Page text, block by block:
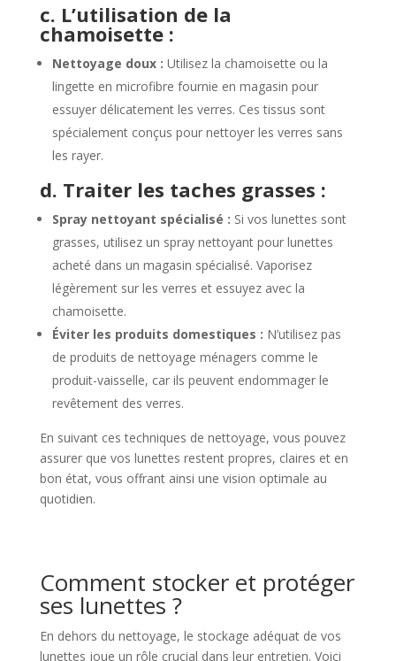
c. L’utilisation de la
chamoisette :
Nettoyage doux : Utilisez la chamoisette ou la
lingette en microfibre fournie en magasin pour
essuyer délicatement les verres. Ces tissus sont
spécialement conçus pour nettoyer les verres sans
les rayer.
d. Traiter les taches grasses :
Spray nettoyant spécialisé : Si vos lunettes sont
grasses, utilisez un spray nettoyant pour lunettes
acheté dans un magasin spécialisé. Vaporisez
légèrement sur les verres et essuyez avec la
chamoisette.
Éviter les produits domestiques : N’utilisez pas
de produits de nettoyage ménagers comme le
produit-vaisselle, car ils peuvent endommager le
revêtement des verres.
En suivant ces techniques de nettoyage, vous pouvez
assurer que vos lunettes restent propres, claires et en
bon état, vous offrant ainsi une vision optimale au
quotidien.
Comment stocker et protéger
ses lunettes ?
En dehors du nettoyage, le stockage adéquat de vos
lunettes joue un rôle crucial dans leur entretien. Voici